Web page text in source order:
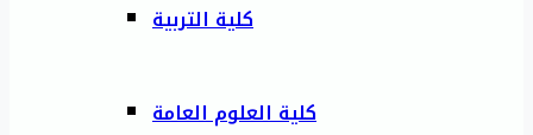
كلية التربية
كلية العلوم العامة